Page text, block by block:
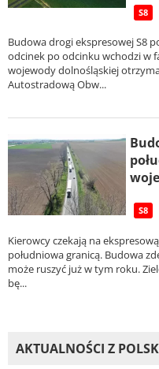
S8
Budowa drogi ekspresowej S8
odcinek po odcinku wchodzi w
wojewody dolnośląskiej
Autostradową Obw...
S8
Kierowcy czekają na
południowa granicą. Budowa
może ruszyć już w tym roku.
bę...
AKTUALNOŚCI Z